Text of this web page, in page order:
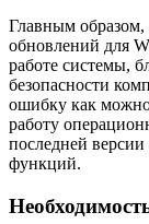
Главным
обновлений для
работе системы,
безопасности
ошибку как можно
работу
последней
функций.